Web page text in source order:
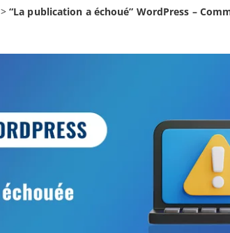
>“La publication a échoué” WordPress –